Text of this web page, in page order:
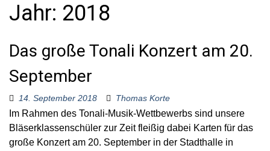
o
r
Jahr: 2018
Das große Tonali Konzert am 20.
September
14. September 2018 Thomas Korte
Im Rahmen des Tonali-Musik-Wettbewerbs sind unsere
Bläserklassenschüler zur Zeit fleißig dabei Karten für das
große Konzert am 20. September in der Stadthalle in